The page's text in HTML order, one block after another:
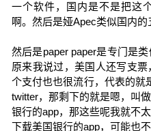
一个软件，国内是不是把这
啊。然后是娅Apec类似国内的
然后是paper paper是专门是
原来我说过，美国人还写支
个支付也也很流行，代表的就
twitter，那剩下的就是嗯，叫
银行的app，那这些呢我就不
下载美国银行的app，可能也